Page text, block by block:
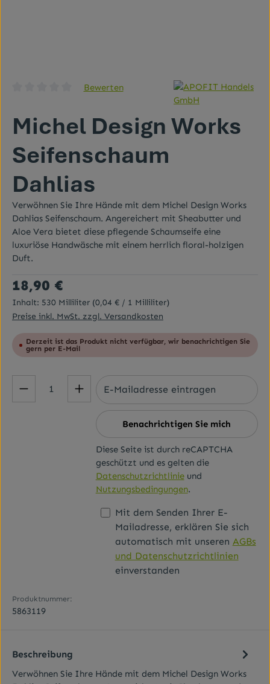
Durchschnittliche Bewertung von 0 von 5 Sternen
Bewerten
Michel Design Works
Seifenschaum
Dahlias
Verwöhnen Sie Ihre Hände mit dem Michel Design Works
Dahlias Seifenschaum. Angereichert mit Sheabutter und
Aloe Vera bietet diese pflegende Schaumseife eine
luxuriöse Handwäsche mit einem herrlich floral-holzigen
Duft.
Regulärer Preis:
18,90 €
Inhalt: 530 Milliliter (0,04 € / 1 Milliliter)
Preise inkl. MwSt. zzgl. Versandkosten
Derzeit ist das Produkt nicht verfügbar, wir benachrichtigen Sie
gern per E-Mail
Benachrichtigen Sie mich
Diese Seite ist durch reCAPTCHA
geschützt und es gelten die
Datenschutzrichtlinieund
Nutzungsbedingungen.
Mit dem Senden Ihrer E-
Mailadresse, erklären Sie sich
automatisch mit unseren AGBs
und Datenschutzrichtlinien
einverstanden
Produktnummer:
5863119
Beschreibung
Verwöhnen Sie Ihre Hände mit dem Michel Design Works